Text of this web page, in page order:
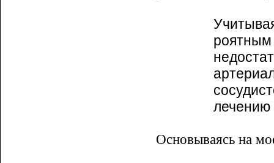
лечению
Основываясь на